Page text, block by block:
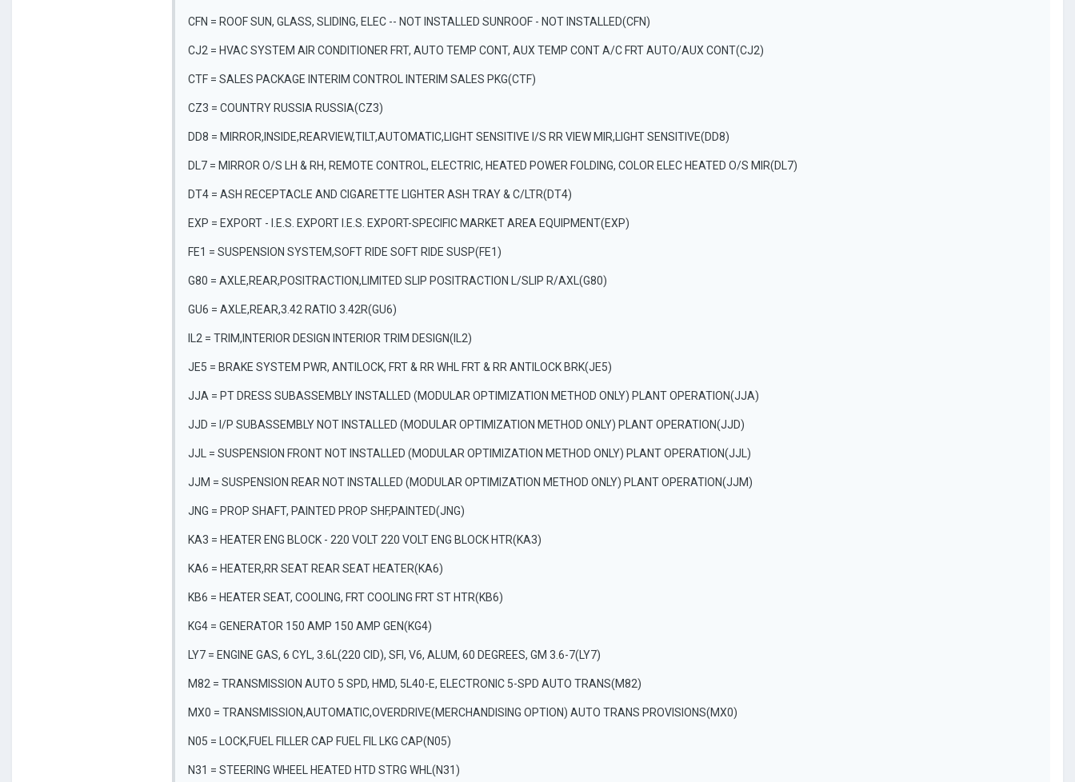
CFN = ROOF SUN, GLASS, SLIDING, ELEC -- NOT INSTALLED SUNROOF - NOT INSTALLED(CFN)
CJ2 = HVAC SYSTEM AIR CONDITIONER FRT, AUTO TEMP CONT, AUX TEMP CONT A/C FRT AUTO/AUX CONT(CJ2)
CTF = SALES PACKAGE INTERIM CONTROL INTERIM SALES PKG(CTF)
CZ3 = COUNTRY RUSSIA RUSSIA(CZ3)
DD8 = MIRROR,INSIDE,REARVIEW,TILT,AUTOMATIC,LIGHT SENSITIVE I/S RR VIEW MIR,LIGHT SENSITIVE(DD8)
DL7 = MIRROR O/S LH & RH, REMOTE CONTROL, ELECTRIC, HEATED POWER FOLDING, COLOR ELEC HEATED O/S MIR(DL7)
DT4 = ASH RECEPTACLE AND CIGARETTE LIGHTER ASH TRAY & C/LTR(DT4)
EXP = EXPORT - I.E.S. EXPORT I.E.S. EXPORT-SPECIFIC MARKET AREA EQUIPMENT(EXP)
FE1 = SUSPENSION SYSTEM,SOFT RIDE SOFT RIDE SUSP(FE1)
G80 = AXLE,REAR,POSITRACTION,LIMITED SLIP POSITRACTION L/SLIP R/AXL(G80)
GU6 = AXLE,REAR,3.42 RATIO 3.42R(GU6)
IL2 = TRIM,INTERIOR DESIGN INTERIOR TRIM DESIGN(IL2)
JE5 = BRAKE SYSTEM PWR, ANTILOCK, FRT & RR WHL FRT & RR ANTILOCK BRK(JE5)
JJA = PT DRESS SUBASSEMBLY INSTALLED (MODULAR OPTIMIZATION METHOD ONLY) PLANT OPERATION(JJA)
JJD = I/P SUBASSEMBLY NOT INSTALLED (MODULAR OPTIMIZATION METHOD ONLY) PLANT OPERATION(JJD)
JJL = SUSPENSION FRONT NOT INSTALLED (MODULAR OPTIMIZATION METHOD ONLY) PLANT OPERATION(JJL)
JJM = SUSPENSION REAR NOT INSTALLED (MODULAR OPTIMIZATION METHOD ONLY) PLANT OPERATION(JJM)
JNG = PROP SHAFT, PAINTED PROP SHF,PAINTED(JNG)
KA3 = HEATER ENG BLOCK - 220 VOLT 220 VOLT ENG BLOCK HTR(KA3)
KA6 = HEATER,RR SEAT REAR SEAT HEATER(KA6)
KB6 = HEATER SEAT, COOLING, FRT COOLING FRT ST HTR(KB6)
KG4 = GENERATOR 150 AMP 150 AMP GEN(KG4)
LY7 = ENGINE GAS, 6 CYL, 3.6L(220 CID), SFI, V6, ALUM, 60 DEGREES, GM 3.6-7(LY7)
M82 = TRANSMISSION AUTO 5 SPD, HMD, 5L40-E, ELECTRONIC 5-SPD AUTO TRANS(M82)
MX0 = TRANSMISSION,AUTOMATIC,OVERDRIVE(MERCHANDISING OPTION) AUTO TRANS PROVISIONS(MX0)
N05 = LOCK,FUEL FILLER CAP FUEL FIL LKG CAP(N05)
N31 = STEERING WHEEL HEATED HTD STRG WHL(N31)